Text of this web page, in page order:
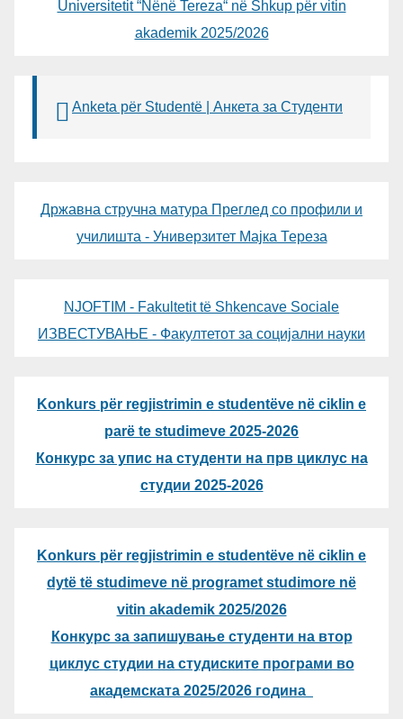
Universitetit “Nënë Tereza“ në Shkup për vitin
akademik 2025/2026
Anketa për Studentë | Анкета за Студенти
Државна стручна матура Преглед со профили и
училишта - Универзитет Мајка Тереза
NJOFTIM - Fakultetit të Shkencave Sociale
ИЗВЕСТУВАЊЕ - Факултетот за социјални науки
Konkurs për regjistrimin e studentëve në ciklin e
parë te studimeve 2025-2026
Конкурс за упис на студенти на прв циклус на
студии 2025-2026
Konkurs për regjistrimin e studentëve në ciklin e
dytë të studimeve në programet studimore në
vitin akademik 2025/2026
Конкурс за запишување студенти на втор
циклус студии на студиските програми во
академската 2025/2026 година